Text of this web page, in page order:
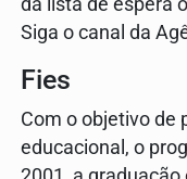
da lista de espera
Siga o canal da
Fies
Com o objetivo de
educacional, o